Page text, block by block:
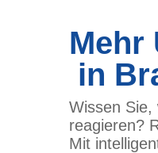
Mehr
in
Wissen Sie,
reagieren?
Mit